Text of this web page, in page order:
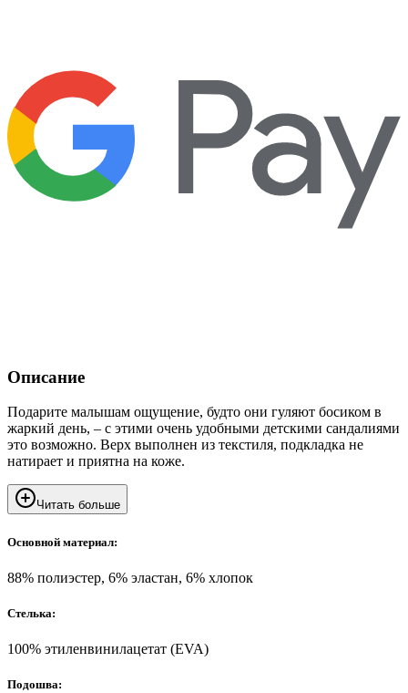
Описание
Подарите малышам ощущение, будто они гуляют босиком в
жаркий день, – с этими очень удобными детскими сандалиями
это возможно. Верх выполнен из текстиля, подкладка не
натирает и приятна на коже.
Читать больше
Основной материал:
88% полиэстер, 6% эластан, 6% хлопок
Стелька:
100% этиленвинилацетат (EVA)
Подошва: